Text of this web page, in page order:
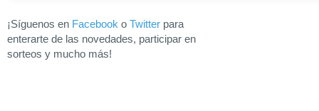
¡Síguenos en Facebook o Twitter para
enterarte de las novedades, participar en
sorteos y mucho más!